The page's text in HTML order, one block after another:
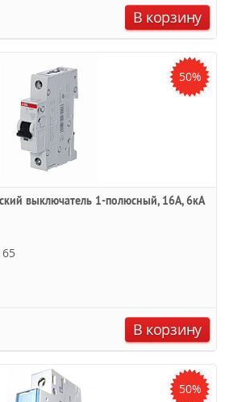
В корзину
50%
выключатель 1-полюсный, 16А, 6кА
В корзину
50%